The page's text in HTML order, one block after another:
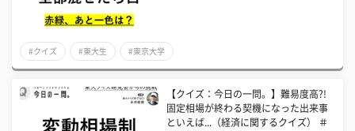
#クイズ #東大生 #東京大学
【クイズ：今日の一問。】難易度高?!
固定相場が終わる契機になった出来事
といえば...（経済に関するクイズ） ＃